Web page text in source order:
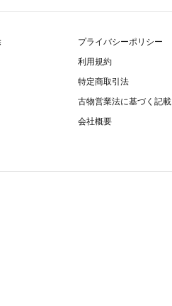
プライバシーポリシー
利用規約
特定商取引法
古物営業法に基づく記載
会社概要